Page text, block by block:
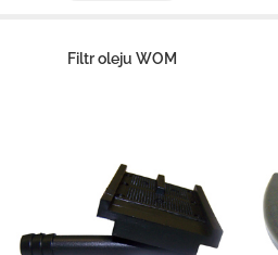
Filtr oleju WOM